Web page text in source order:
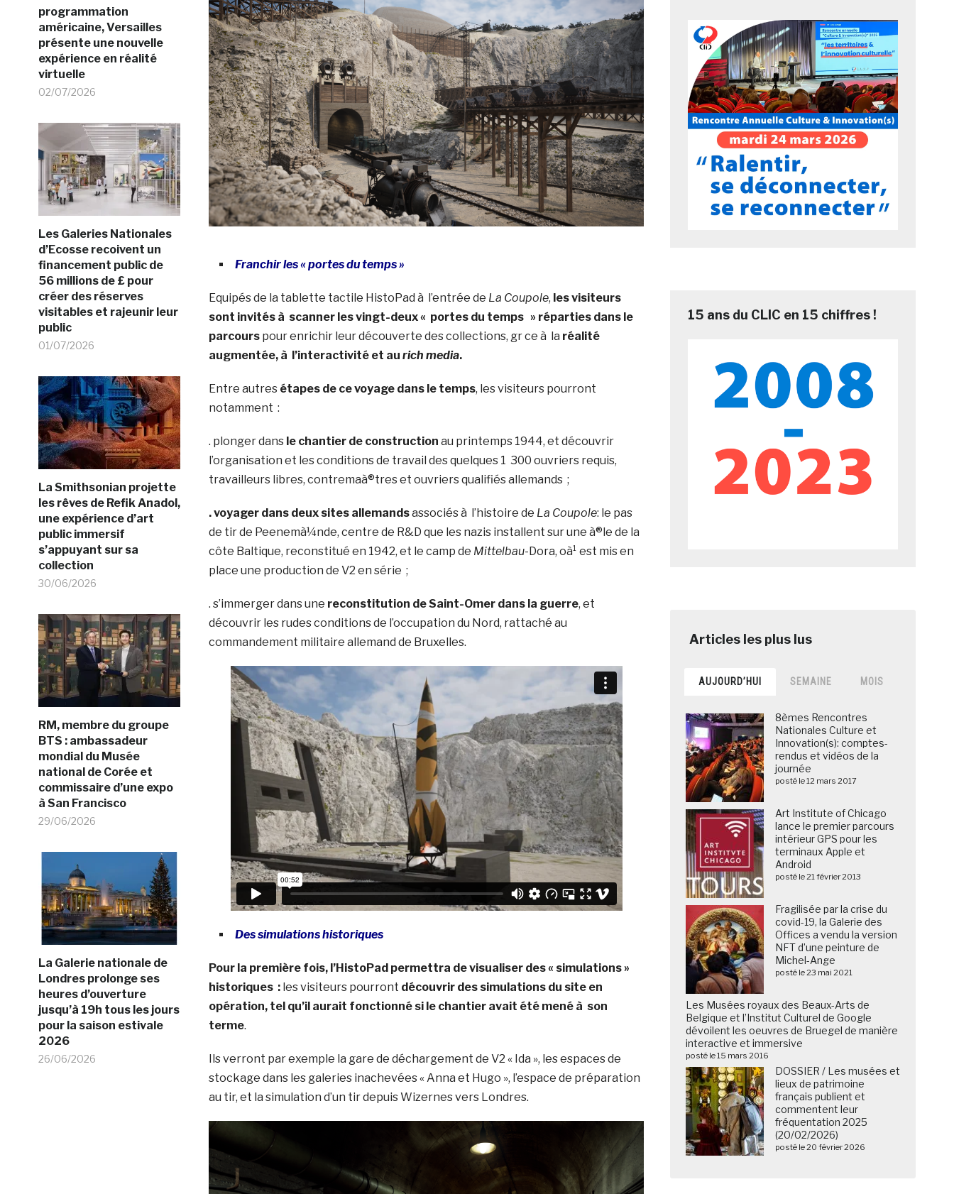
programmation
américaine, Versailles
présente une nouvelle
expérience en réalité
virtuelle
02/07/2026
Les Galeries Nationales
d’Ecosse recoivent un
financement public de
56 millions de £ pour
créer des réserves
visitables et rajeunir leur
public
01/07/2026
La Smithsonian projette
les rêves de Refik Anadol,
une expérience d’art
public immersif
s’appuyant sur sa
collection
30/06/2026
RM, membre du groupe
BTS : ambassadeur
mondial du Musée
national de Corée et
commissaire d’une expo
à San Francisco
29/06/2026
La Galerie nationale de
Londres prolonge ses
heures d’ouverture
jusqu’à 19h tous les jours
pour la saison estivale
2026
26/06/2026
Franchir les « portes du temps »
Equipés de la tablette tactile HistoPad à l’entrée de La Coupole, les visiteurs
sont invités à scanner les vingt-deux « portes du temps » réparties dans le
parcourspour enrichir leur découverte des collections, gr ce à la réalité
augmentée, à l’interactivité et au rich media.
Entre autres étapes de ce voyage dans le temps, les visiteurs pourront
notamment :
. plonger dans le chantier de construction au printemps 1944, et découvrir
l’organisation et les conditions de travail des quelques 1 300 ouvriers requis,
travailleurs libres, contremaà®tres et ouvriers qualifiés allemands ;
. voyager dans deux sites allemandsassociés à l’histoire de La Coupole: le pas
de tir de Peenemà¼nde, centre de R&D que les nazis installent sur une à®le de la
côte Baltique, reconstitué en 1942, et le camp de Mittelbau-Dora, oà¹ est mis en
place une production de V2 en série ;
. s’immerger dans une reconstitution de Saint-Omer dans la guerre, et
découvrir les rudes conditions de l’occupation du Nord, rattaché au
commandement militaire allemand de Bruxelles.
Des simulations historiques
Pour la première fois, l’HistoPad permettra de visualiser des « simulations »
historiques :les visiteurs pourront découvrir des simulations du site en
opération, tel qu’il aurait fonctionné si le chantier avait été mené à son
terme.
Ils verront par exemple la gare de déchargement de V2 « Ida », les espaces de
stockage dans les galeries inachevées « Anna et Hugo », l’espace de préparation
au tir, et la simulation d’un tir depuis Wizernes vers Londres.
15 ans du CLIC en 15 chiffres !
AUJOURD’HUI SEMAINE MOIS
8èmes Rencontres
Nationales Culture et
Innovation(s): comptes-
rendus et vidéos de la
journée
posté le 12 mars 2017
Art Institute of Chicago
lance le premier parcours
intérieur GPS pour les
terminaux Apple et
Android
posté le 21 février 2013
Fragilisée par la crise du
covid-19, la Galerie des
Offices a vendu la version
NFT d’une peinture de
Michel-Ange
posté le 23 mai 2021
Les Musées royaux des Beaux-Arts de
Belgique et l’Institut Culturel de Google
dévoilent les oeuvres de Bruegel de manière
interactive et immersive
posté le 15 mars 2016
DOSSIER / Les musées et
lieux de patrimoine
français publient et
commentent leur
fréquentation 2025
(20/02/2026)
posté le 20 février 2026